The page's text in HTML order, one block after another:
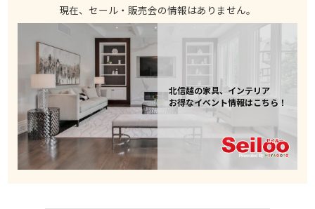
現在、セール・販売会の情報はありません。
北信越の家具、インテリア
お得なイベント情報はこちら！